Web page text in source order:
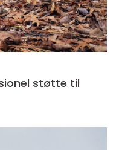
støtte til